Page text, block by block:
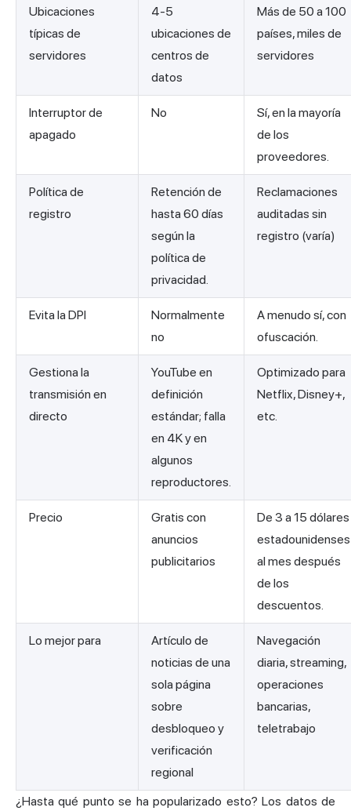
Ubicaciones
típicas de
servidores
4-5
ubicaciones de
centros de
datos
Más de 50 a 100
países, miles de
servidores
Interruptor de
apagado
No
Sí, en la mayoría
de los
proveedores.
Política de
registro
Retención de
hasta 60 días
según la
política de
privacidad.
Reclamaciones
auditadas sin
registro (varía)
Evita la DPI
Normalmente
no
A menudo sí, con
ofuscación.
Gestiona la
transmisión en
directo
YouTube en
definición
estándar; falla
en 4K y en
algunos
reproductores.
Optimizado para
Netflix, Disney+,
etc.
Precio
Gratis con
anuncios
publicitarios
De 3 a 15 dólares
estadounidenses
al mes después
de los
descuentos.
Lo mejor para
Artículo de
noticias de una
sola página
sobre
desbloqueo y
verificación
regional
Navegación
diaria, streaming,
operaciones
bancarias,
teletrabajo
¿Hasta qué punto se ha popularizado esto? Los datos de